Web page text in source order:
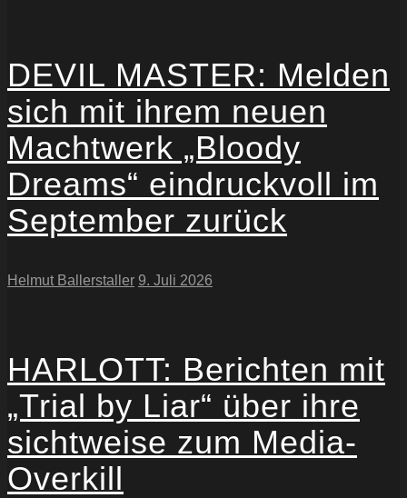
DEVIL MASTER: Melden
sich mit ihrem neuen
Machtwerk „Bloody
Dreams“ eindruckvoll im
September zurück
Helmut Ballerstaller 9. Juli 2026
HARLOTT: Berichten mit
„Trial by Liar“ über ihre
sichtweise zum Media-
Overkill